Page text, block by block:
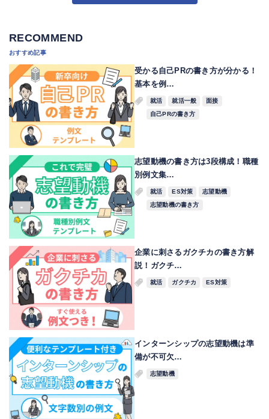
RECOMMEND
おすすめ記事
受かる自己PRの書き方が分かる！
基本を例…
就活 就活一般
面接
自己PRの書き方
志望動機の書き方は3段構成！職種
別例文集…
就活 ES対策
志望動機
志望動機の書き方
企業に刺さるガクチカの書き方解
説！ガクチ…
就活 ガクチカ ES対策
インターンシップの志望動機は準
備が不可欠…
志望動機